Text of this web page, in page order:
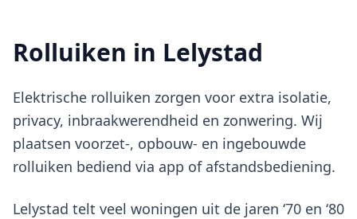
Rolluiken in Lelystad
Elektrische rolluiken zorgen voor extra isolatie,
privacy, inbraakwerendheid en zonwering. Wij
plaatsen voorzet-, opbouw- en ingebouwde
rolluiken bediend via app of afstandsbediening.
Lelystad telt veel woningen uit de jaren ‘70 en ‘80